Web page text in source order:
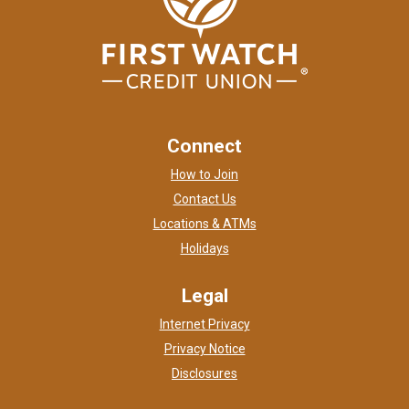
Connect
How to Join
Contact Us
Locations & ATMs
Holidays
Legal
Internet Privacy
Privacy Notice
Disclosures